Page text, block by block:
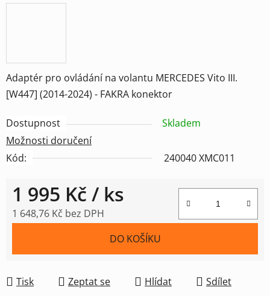
Adaptér pro ovládání na volantu MERCEDES Vito III.
[W447] (2014-2024) - FAKRA konektor
Dostupnost
Skladem
Možnosti doručení
Kód:
240040 XMC011
1 995 Kč / ks
1 648,76 Kč bez DPH
DO KOŠÍKU
Tisk Zeptat se Hlídat Sdílet